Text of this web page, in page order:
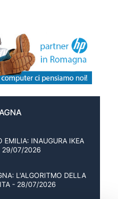
EMILIA: INAUGURA IKEA
29/07/2026
L'ALGORITMO DELLA
- 28/07/2026